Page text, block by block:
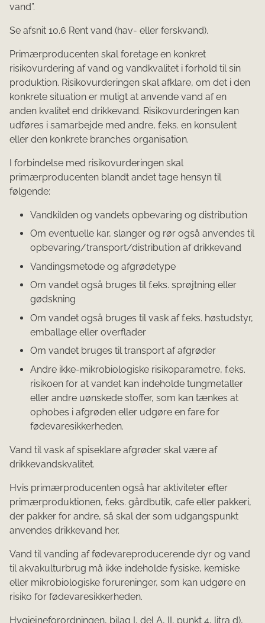
vand”.
Se afsnit 10.6 Rent vand (hav- eller ferskvand).
Primærproducenten skal foretage en konkret
risikovurdering af vand og vandkvalitet i forhold til sin
produktion. Risikovurderingen skal afklare, om det i den
konkrete situation er muligt at anvende vand af en
anden kvalitet end drikkevand. Risikovurderingen kan
udføres i samarbejde med andre, f.eks. en konsulent
eller den konkrete branches organisation.
I forbindelse med risikovurderingen skal
primærproducenten blandt andet tage hensyn til
følgende:
Vandkilden og vandets opbevaring og distribution
Om eventuelle kar, slanger og rør også anvendes til
opbevaring/transport/distribution af drikkevand
Vandingsmetode og afgrødetype
Om vandet også bruges til f.eks. sprøjtning eller
gødskning
Om vandet også bruges til vask af f.eks. høstudstyr,
emballage eller overflader
Om vandet bruges til transport af afgrøder
Andre ikke-mikrobiologiske risikoparametre, f.eks.
risikoen for at vandet kan indeholde tungmetaller
eller andre uønskede stoffer, som kan tænkes at
ophobes i afgrøden eller udgøre en fare for
fødevaresikkerheden.
Vand til vask af spiseklare afgrøder skal være af
drikkevandskvalitet.
Hvis primærproducenten også har aktiviteter efter
primærproduktionen, f.eks. gårdbutik, cafe eller pakkeri,
der pakker for andre, så skal der som udgangspunkt
anvendes drikkevand her.
Vand til vanding af fødevareproducerende dyr og vand
til akvakulturbrug må ikke indeholde fysiske, kemiske
eller mikrobiologiske forureninger, som kan udgøre en
risiko for fødevaresikker­heden.
Hygiejneforordningen, bilag I, del A, II, punkt 4, litra d),